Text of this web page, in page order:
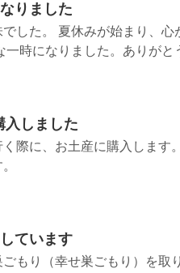
りました
した。 夏休みが始まり、
一時になりました。ありがと
入しました
際に、お土産に購入します
ざいま
ています
もり（幸せ巣ごもり）を取